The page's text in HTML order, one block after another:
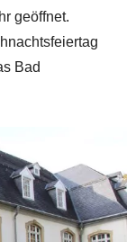
geöffnet.
Bad